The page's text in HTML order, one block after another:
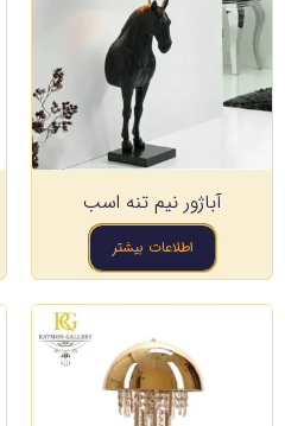
آباژور نیم تنه اسب
اطلاعات بیشتر